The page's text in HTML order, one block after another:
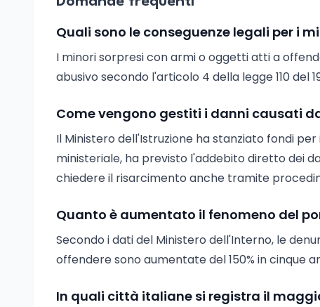
Quali sono le conseguenze legali per i
I minori sorpresi con armi o oggetti atti a
abusivo secondo l'articolo 4 della legge 110 del
Come vengono gestiti i danni causati
Il Ministero dell'Istruzione ha stanziato fondi
ministeriale, ha previsto l'addebito diretto dei
chiedere il risarcimento anche tramite
Quanto è aumentato il fenomeno del
Secondo i dati del Ministero dell'Interno, le
offendere sono aumentate del 150% in cinque
In quali città italiane si registra il